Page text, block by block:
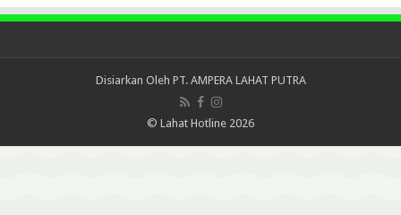
Disiarkan Oleh PT. AMPERA LAHAT PUTRA
© Lahat Hotline 2026